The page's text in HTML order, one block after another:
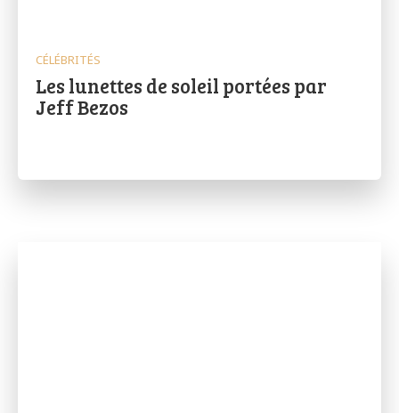
CÉLÉBRITÉS
Les lunettes de soleil portées par
Jeff Bezos